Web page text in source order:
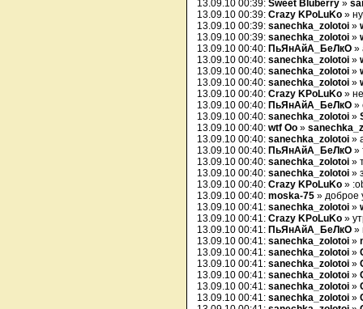
13.09.10 00:39: Sweet Bluberry »
13.09.10 00:39: Crazy KPoLuKo »
13.09.10 00:39: sanechka_zolotoi »
13.09.10 00:39: sanechka_zolotoi »
13.09.10 00:40: ПьЯнАйА_БеЛкО »
13.09.10 00:40: sanechka_zolotoi »
13.09.10 00:40: sanechka_zolotoi »
13.09.10 00:40: sanechka_zolotoi »
13.09.10 00:40: Crazy KPoLuKo »
13.09.10 00:40: ПьЯнАйА_БеЛкО »
13.09.10 00:40: sanechka_zolotoi »
13.09.10 00:40: wtf Oo »
13.09.10 00:40: sanechka_zolotoi »
13.09.10 00:40: ПьЯнАйА_БеЛкО »
13.09.10 00:40: sanechka_zolotoi »
13.09.10 00:40: sanechka_zolotoi »
13.09.10 00:40: Crazy KPoLuKo »
13.09.10 00:40: moska-75 » доброе
13.09.10 00:41: sanechka_zolotoi »
13.09.10 00:41: Crazy KPoLuKo »
13.09.10 00:41: ПьЯнАйА_БеЛкО »
13.09.10 00:41: sanechka_zolotoi »
13.09.10 00:41: sanechka_zolotoi »
13.09.10 00:41: sanechka_zolotoi »
13.09.10 00:41: sanechka_zolotoi »
13.09.10 00:41: sanechka_zolotoi »
13.09.10 00:41: sanechka_zolotoi »